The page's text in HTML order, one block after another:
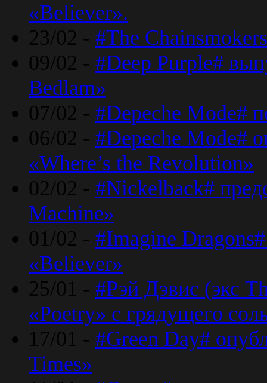
«Believer».
23/02 - #The
09/02 - #Deep Purple#
Bedlam»
07/02 - #Depeche Mode#
06/02 - #Depeche Mode#
«Where’s the Revolution»
02/02 - #Nickelback#
Machine»
01/02 - #Imagine
«Believer»
25/01 - #Рэй Дэвис (экс
«Poetry» с грядущего
17/01 - #Green Day#
Times»